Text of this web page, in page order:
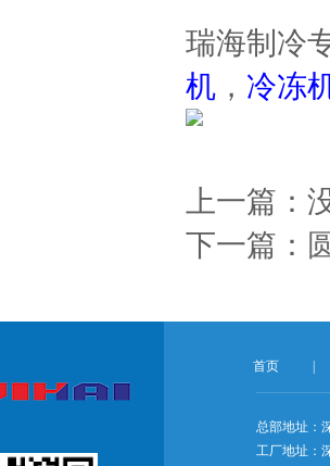
瑞海制冷
机 ， 冷冻
上一篇：
下一篇：
首页
总部地址：
工厂地址：